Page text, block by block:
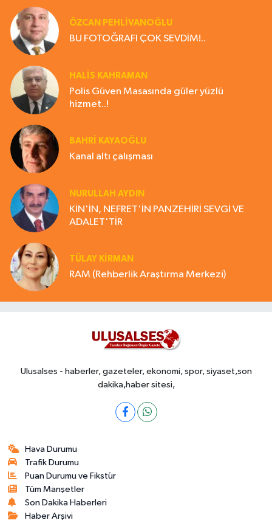
ÖZCAN PEHLİVANOĞLU
BU FOTOĞRAFI ÇOK SEVDİM!..
HALIS KAHRAMAN
Polis Güven Masasında güler yüzlü
hizmet..!
BAHRI KAYAOĞLU
Kanal altı çalışması
NURULLAH AYDIN
KİN'İN, NEFRET'İN PANZEHİRİ SEVGİ VE
ADALET'TİR
TÜLAY KİRMAN
RAM (Rehberlik Araştırma Merkezi)
Ulusalses - haberler, gazeteler, ekonomi, spor, siyaset,son
dakika,haber sitesi,
Hava Durumu
Trafik Durumu
Puan Durumu ve Fikstür
Tüm Manşetler
Son Dakika Haberleri
Haber Arşivi